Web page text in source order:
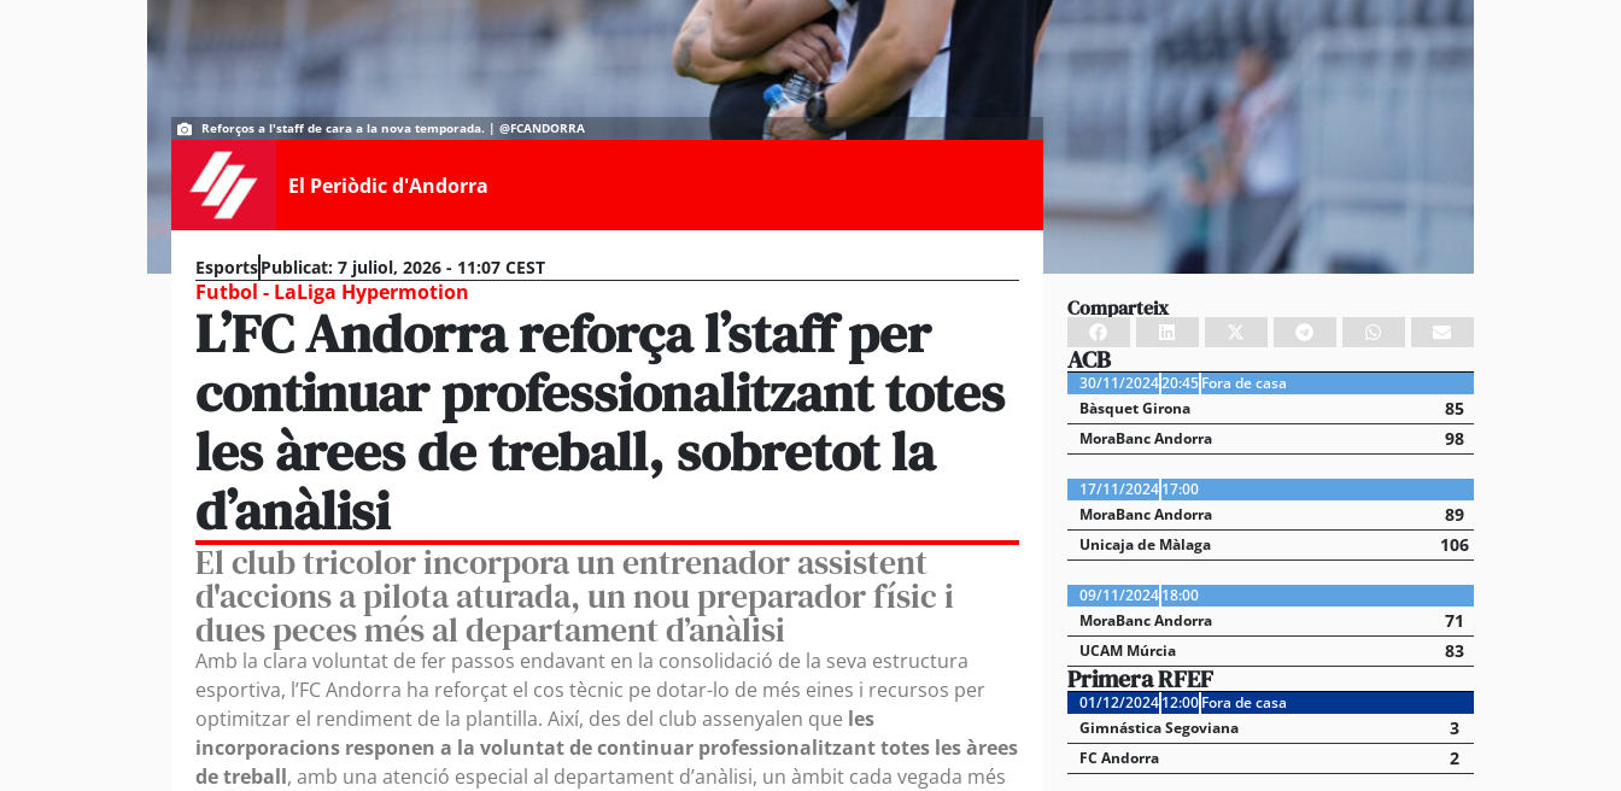
Reforços a l'staff de cara a la nova temporada. | @FCANDORRA
El Periòdic d'Andorra
EsportsPublicat: 7 juliol, 2026 - 11:07 CEST
Futbol - LaLiga Hypermotion
L’FC Andorra reforça l’staff per
continuar professionalitzant totes
les àrees de treball, sobretot la
d’anàlisi
El club tricolor incorpora un entrenador assistent
d'accions a pilota aturada, un nou preparador físic i
dues peces més al departament d’anàlisi
Amb la clara voluntat de fer passos endavant en la consolidació de la seva estructura
esportiva, l’FC Andorra ha reforçat el cos tècnic pe dotar-lo de més eines i recursos per
optimitzar el rendiment de la plantilla. Així, des del club assenyalen que les
incorporacions responen a la voluntat de continuar professionalitzant totes les àrees
de treball, amb una atenció especial al departament d’anàlisi, un àmbit cada vegada més
Comparteix
ACB
30/11/202420:45 Fora de casa
Bàsquet Girona
85
MoraBanc Andorra 98
17/11/2024 17:00
MoraBanc Andorra
89
Unicaja de Màlaga 106
09/11/2024 18:00
MoraBanc Andorra
71
UCAM Múrcia 83
Primera RFEF
01/12/2024 12:00 Fora de casa
Gimnástica Segoviana
3
FC Andorra 2